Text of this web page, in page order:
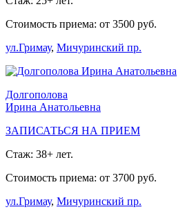
Стоимость приема: от 3500 руб.
ул.Гримау, Мичуринский пр.
Долгополова
Ирина Анатольевна
ЗАПИСАТЬСЯ НА ПРИЕМ
Стаж: 38+ лет.
Стоимость приема: от 3700 руб.
ул.Гримау, Мичуринский пр.